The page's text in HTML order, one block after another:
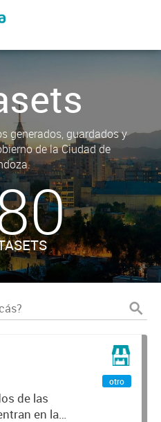
generados, guardados y
de la Ciudad de
de las
en la
otro